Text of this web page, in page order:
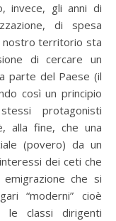
invece, gli anni di
di spesa
nostro territorio sta
di cercare un
parte del Paese (il
così un principio
protagonisti
alla fine, che una
(povero) da un
dei ceti che
che si
“moderni” cioè
le classi dirigenti